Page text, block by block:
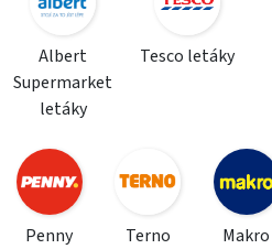
Albert
Supermarket
letáky
Tesco letáky
Penny
Terno
Makro